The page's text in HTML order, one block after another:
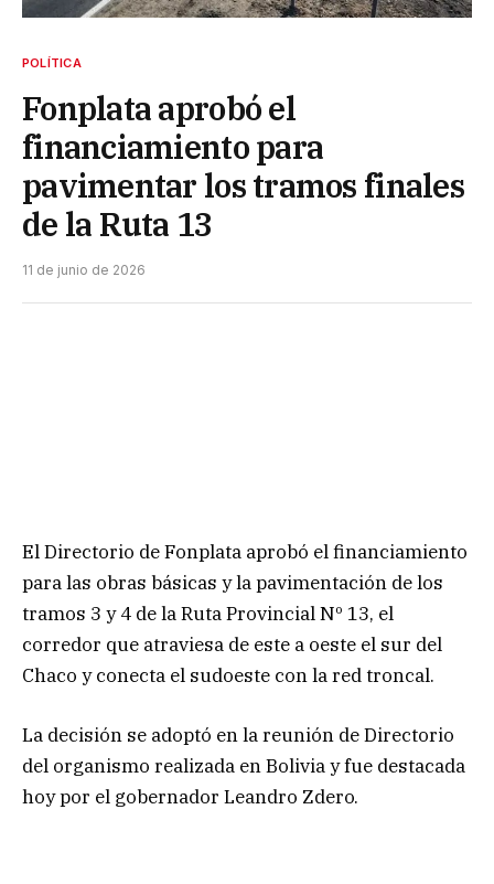
POLÍTICA
Fonplata aprobó el
financiamiento para
pavimentar los tramos finales
de la Ruta 13
11 de junio de 2026
El Directorio de Fonplata aprobó el financiamiento
para las obras básicas y la pavimentación de los
tramos 3 y 4 de la Ruta Provincial Nº 13, el
corredor que atraviesa de este a oeste el sur del
Chaco y conecta el sudoeste con la red troncal.
La decisión se adoptó en la reunión de Directorio
del organismo realizada en Bolivia y fue destacada
hoy por el gobernador Leandro Zdero.